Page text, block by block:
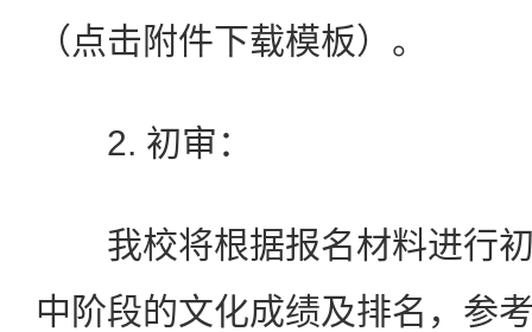
（点击附件下载模板）。
2. 初审：
我校将根据报名材料进行初
中阶段的文化成绩及排名，参